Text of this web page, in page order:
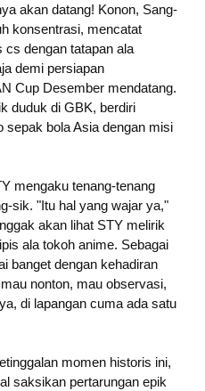
akan datang! Konon, Sang-
konsentrasi, mencatat
dengan tatapan ala
demi persiapan
Cup Desember mendatang.
duduk di GBK, berdiri
sepak bola Asia dengan misi
mengaku tenang-tenang
sik. "Itu hal yang wajar ya,"
akan lihat STY melirik
ala tokoh anime. Sebagai
banget dengan kehadiran
nonton, mau observasi,
di lapangan cuma ada satu
momen historis ini,
saksikan pertarungan epik